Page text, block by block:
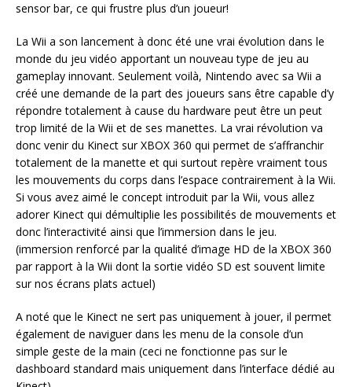
sensor bar, ce qui frustre plus d’un joueur!
La Wii a son lancement à donc été une vrai évolution dans le
monde du jeu vidéo apportant un nouveau type de jeu au
gameplay innovant. Seulement voilà, Nintendo avec sa Wii a
créé une demande de la part des joueurs sans être capable d’y
répondre totalement à cause du hardware peut être un peut
trop limité de la Wii et de ses manettes. La vrai révolution va
donc venir du Kinect sur XBOX 360 qui permet de s’affranchir
totalement de la manette et qui surtout repère vraiment tous
les mouvements du corps dans l’espace contrairement à la Wii.
Si vous avez aimé le concept introduit par la Wii, vous allez
adorer Kinect qui démultiplie les possibilités de mouvements et
donc l’interactivité ainsi que l’immersion dans le jeu.
(immersion renforcé par la qualité d’image HD de la XBOX 360
par rapport à la Wii dont la sortie vidéo SD est souvent limite
sur nos écrans plats actuel)
A noté que le Kinect ne sert pas uniquement à jouer, il permet
également de naviguer dans les menu de la console d’un
simple geste de la main (ceci ne fonctionne pas sur le
dashboard standard mais uniquement dans l’interface dédié au